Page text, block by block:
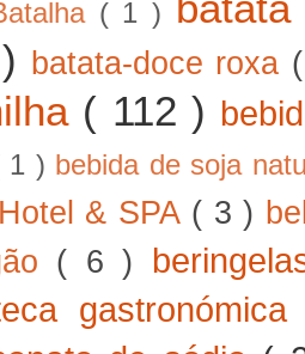
( 1 )
batata-doce roxa
( 112 )
1 ) bebida de soja
& SPA ( 3 )
( 6 )